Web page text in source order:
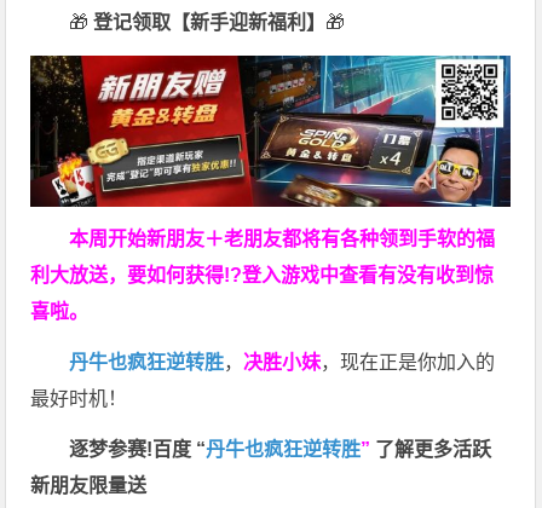
🎁 登记领取【新手迎新福利】 🎁
本周开始新朋友＋老朋友都将有各种领到手软的福
利大放送，要如何获得!?登入游戏中查看有没有收到惊
喜啦。
丹牛也疯狂逆转胜， 决胜小妹，现在正是你加入的
最好时机！
逐梦参赛!百度 “丹牛也疯狂逆转胜” 了解更多活跃
新朋友限量送